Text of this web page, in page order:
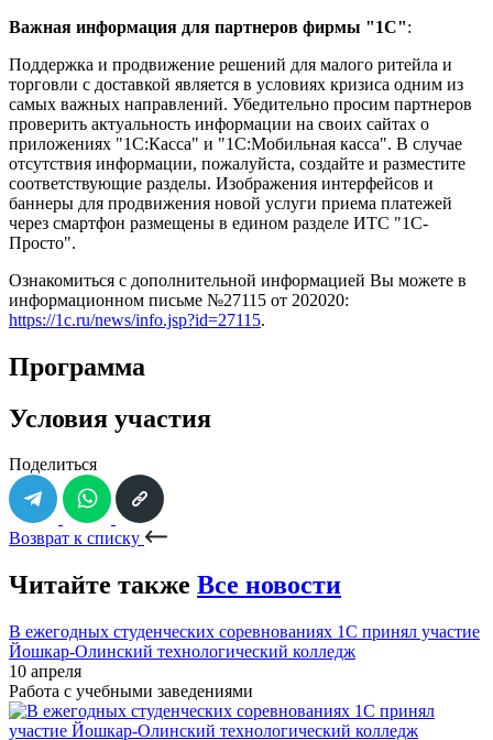
Важная информация для партнеров фирмы "1С":
Поддержка и продвижение решений для малого ритейла и
торговли с доставкой является в условиях кризиса одним из
самых важных направлений. Убедительно просим партнеров
проверить актуальность информации на своих сайтах о
приложениях "1С:Касса" и "1С:Мобильная касса". В случае
отсутствия информации, пожалуйста, создайте и разместите
соответствующие разделы. Изображения интерфейсов и
баннеры для продвижения новой услуги приема платежей
через смартфон размещены в едином разделе ИТС "1С-
Просто".
Ознакомиться с дополнительной информацией Вы можете в
информационном письме №27115 от 202020:
https://1c.ru/news/info.jsp?id=27115.
Программа
Условия участия
Поделиться
Возврат к списку
Читайте также Все новости
В ежегодных студенческих соревнованиях 1С принял участие
Йошкар-Олинский технологический колледж
10 апреля
Работа с учебными заведениями